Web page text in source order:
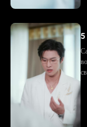
5